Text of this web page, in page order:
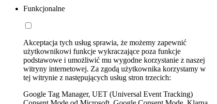
Funkcjonalne
Akceptacja tych usług sprawia, że możemy zapewnić
użytkownikowi funkcje wykraczające poza funkcje
podstawowe i umożliwić mu wygodne korzystanie z naszej
witryny internetowej. Za zgodą użytkownika korzystamy w
tej witrynie z następujących usług stron trzecich:
Google Tag Manager, UET (Universal Event Tracking)